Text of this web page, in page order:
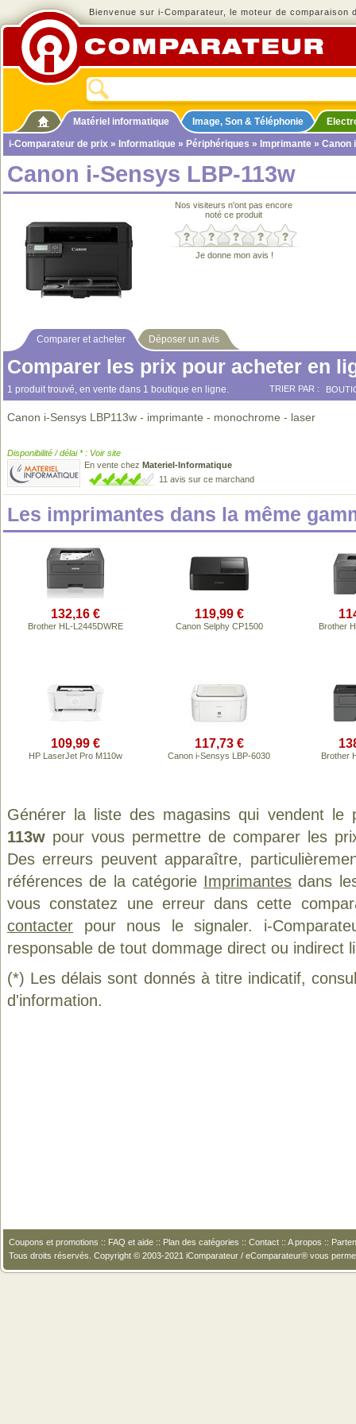
Bienvenue sur i-Comparateur, le moteur de comparaison
Matériel informatique Image, Son & Téléphonie
i-Comparateur de prix » Informatique » Périphériques » Imprimante » Canon
Canon i-Sensys LBP-113w
Nos visiteurs n'ont pas encore
noté ce produit
Je donne mon avis !
Comparer et acheter Déposer un avis
Comparer les prix pour acheter en
1 produit trouvé, en vente dans 1 boutique en ligne. TRIER PAR :
Canon i-Sensys LBP113w - imprimante - monochrome - laser
Disponibilité / délai * : Voir site
En vente chez Materiel-Informatique
11 avis sur ce marchand
Les imprimantes dans la même
132,16 €
Brother HL-L2445DWRE
119,99 €
Canon Selphy CP1500 Brother
109,99 €
HP LaserJet Pro M110w
117,73 €
Canon i-Sensys LBP-6030 Brother
Générer la liste des magasins qui vendent le
113w pour vous permettre de comparer les
Des erreurs peuvent apparaître,
références de la catégorie Imprimantes dans
vous constatez une erreur dans cette
contacter pour nous le signaler. i-
responsable de tout dommage direct ou indirect
(*) Les délais sont donnés à titre indicatif,
d'information.
Coupons et promotions :: FAQ et aide :: Plan des catégories :: Contact :: A propos ::
Tous droits réservés. Copyright © 2003-2021 iComparateur / eComparateur® vous